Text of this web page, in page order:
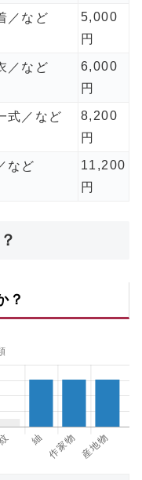
／など
5,000
円
／など
6,000
円
式／など
8,200
円
など
11,200
円
？